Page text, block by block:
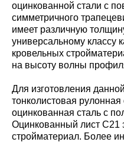
оцинкованной стали с
симметричного
имеет различную
универсальному классу
кровельных
на высоту волны
Для изготовления
тонколистовая
оцинкованная сталь с
Оцинкованный лист С21
стройматериал. Более